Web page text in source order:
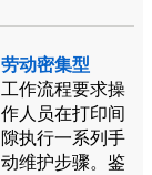
劳动密集型
工作流程要求操
作人员在打印间
隙执行一系列手
动维护步骤。鉴